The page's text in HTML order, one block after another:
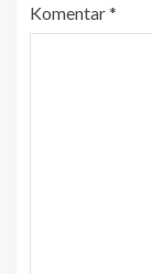
Komentar*